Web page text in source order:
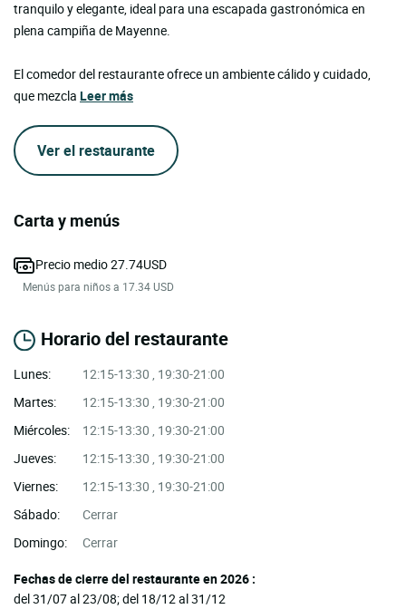
tranquilo y elegante, ideal para una escapada gastronómica en
plena campiña de Mayenne.
El comedor del restaurante ofrece un ambiente cálido y cuidado,
que mezcla Leer más
Ver el restaurante
Carta y menús
Precio medio 27.74USD
Menús para niños a 17.34 USD
Horario del restaurante
Lunes:
12:15-13:30 , 19:30-21:00
Martes:
12:15-13:30 , 19:30-21:00
Miércoles:
12:15-13:30 , 19:30-21:00
Jueves:
12:15-13:30 , 19:30-21:00
Viernes:
12:15-13:30 , 19:30-21:00
Sábado:
Cerrar
Domingo:
Cerrar
Fechas de cierre del restaurante en 2026 :
del 31/07 al 23/08; del 18/12 al 31/12